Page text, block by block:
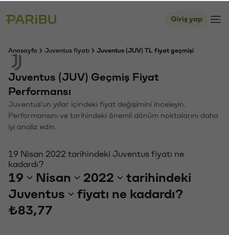
Giriş yap
Anasayfa Juventus fiyatı Juventus (JUV) TL fiyat geçmişi
Juventus (JUV) Geçmiş Fiyat
Performansı
Juventus'un yıllar içindeki fiyat değişimini inceleyin.
Performansını ve tarihindeki önemli dönüm noktalarını daha
iyi analiz edin.
19 Nisan 2022 tarihindeki Juventus fiyatı ne
kadardı?
19 Nisan 2022
tarihindeki
Juventus
fiyatı ne kadardı?
₺83,77